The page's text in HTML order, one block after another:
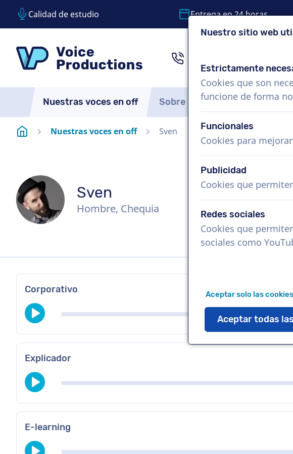
Calidad de estudio Entrega en 24 horas
VoiceProductions
Nuestras voces en off Sobre nosotros ¿Cómo
Página de inicioNuestras voces en off Sven
Sven
Hombre, Chequia
Corporativo
Explicador
E-learning
Nuestro sitio web
Estrictamente
Cookies que son
funcione de forma
Funcionales
Cookies para
Publicidad
Cookies que
Redes sociales
Cookies que
sociales como
Aceptar solo las
Aceptar todas